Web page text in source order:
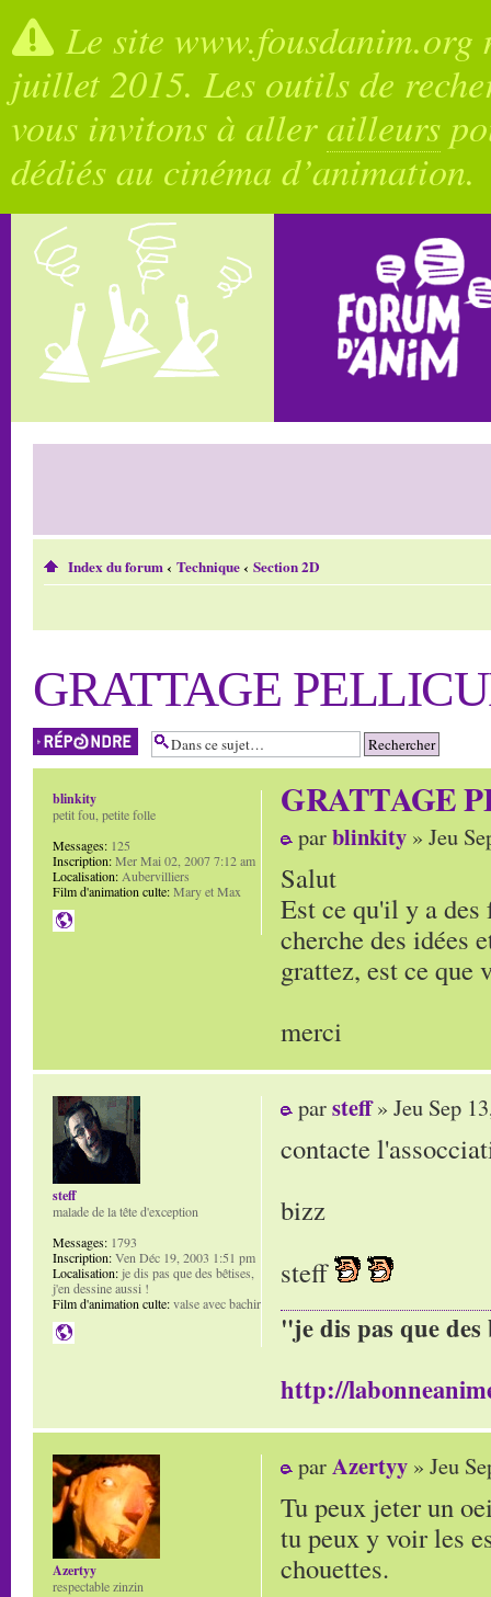
Le site
juillet 2015. Les outils de
vous invitons à allerailleurs
dédiés au cinéma d’animation.
Index du forum‹ Technique‹ Section 2D
GRATTAGE
Répondre
GRATTAGE
parblinkity » Jeu
Salut
Est ce qu'il y a
cherche des idées
grattez, est ce que
merci
blinkity
petit fou, petite folle
Messages: 125
Inscription:Mer Mai 02, 2007 7:12 am
Localisation: Aubervilliers
Film d'animation culte:Mary et Max
parsteff» Jeu Sep
contacte
bizz
steff
"je dis pas que
http://
steff
malade de la tête d'exception
Messages: 1793
Inscription:Ven Déc 19, 2003 1:51 pm
Localisation:je dis pas que des bêtises,
j'en dessine aussi !
Film d'animation culte:valse avec bachir
parAzertyy » Jeu
Tu peux jeter un
tu peux y voir les
chouettes.
Azertyy
respectable zinzin